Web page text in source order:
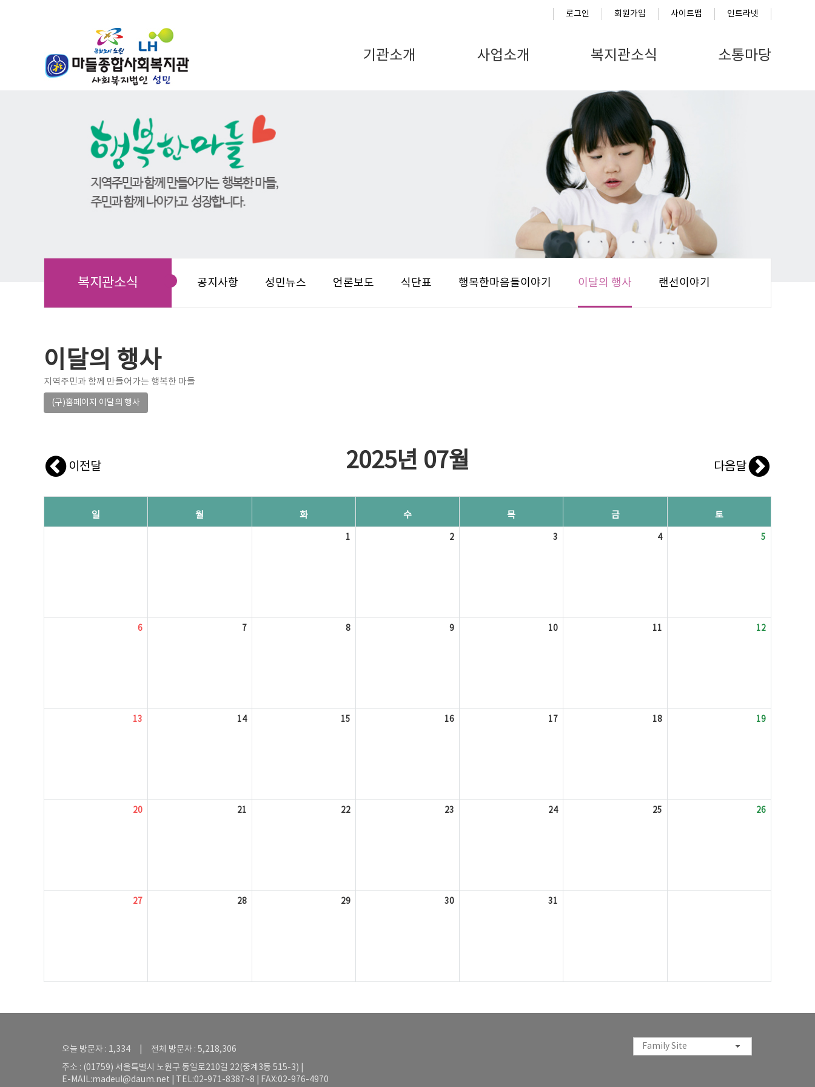
로그인 회원가입 사이트맵 인트라넷
기관소개 사업소개 복지관소식 소통마당
복지관소식 공지사항 성민뉴스 언론보도 식단표 행복한마음들이야기 이달의 행사 랜선이야기
이달의 행사
지역주민과 함께 만들어가는 행복한 마들
(구)홈페이지 이달의 행사
이전달 2025년 07월 다음달
일 월 화 수 목 금 토
1 2 3 4 5
6 7 8 9 10 11 12
13 14 15 16 17 18 19
20 21 22 23 24 25 26
27 28 29 30 31
오늘 방문자 : 1,334 | 전체 방문자 : 5,218,306
주소 : (01759) 서울특별시 노원구 동일로210길 22(중계3동 515-3) |
E-MAIL:madeul@daum.net | TEL:02-971-8387~8 | FAX:02-976-4970
Family Site